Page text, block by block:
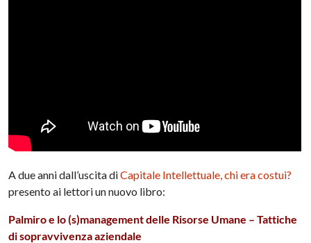
A due anni dall’uscita diCapitale Intellettuale, chi era costui?
presento ai lettori un nuovo libro:
Palmiro e lo (s)management delle Risorse Umane – Tattiche
di sopravvivenza aziendale